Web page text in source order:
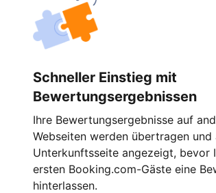
Schneller Einstieg mit
Bewertungsergebnissen
Ihre Bewertungsergebnisse auf
Webseiten werden übertragen und
Unterkunftsseite angezeigt, bevor
ersten Booking.com-Gäste eine
hinterlassen.